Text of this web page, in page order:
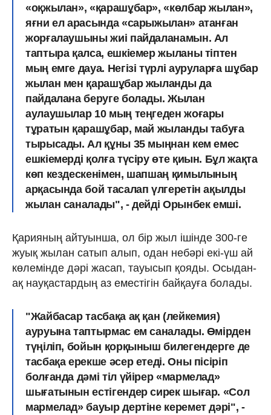
«оқжылан», «қарашұбар», «көлбар жылан»,
яғни ел арасында «сарыжылан» атанған
жорғалаушыны жиі пайдаланамын. Ал
таптыра қалса, ешкіемер жыланы тіптен
мың емге дауа. Негізі түрлі ауруларға шұбар
жылан мен қара­шұбар жыланды да
пайдалана беруге болады. Жылан
аулаушылар 10 мың теңгеден жоғары
тұратын қарашұбар, май жыланды табуға
тырысады. Ал құны 35 мыңнан кем емес
ешкіемерді қолға түсіру өте қиын. Бұл жақта
көп кездескенімен, шапшаң қимылының
арқасында бой тасалап үлгеретін ақылды
жылан саналады", - дейді Орынбек емші.
Қарияның айтуынша, ол бір жыл ішінде 300-ге
жуық жылан сатып алып, одан небәрі екі-үш ай
көлемінде дәрі жасап, тауысып қояды. Осыдан-
ақ науқастардың аз еместігін байқауға болады.
"Жайбасар тасбақа ақ қан (лейкемия)
ауруына таптырмас ем саналады. Өмірден
түңіліп, бойын қорқыныш билегендерге де
тасбақа ерекше әсер етеді. Оны пісіріп
болғанда дәмі тіл үйірер «мармелад»
шығатынын естігендер сирек шығар. «Сол
мармелад» бауыр дертіне керемет дәрі", -